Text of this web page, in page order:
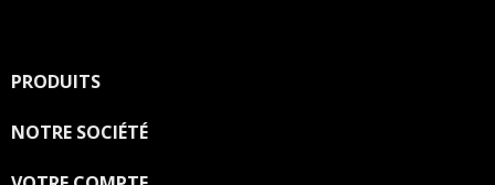
PRODUITS
NOTRE SOCIÉTÉ